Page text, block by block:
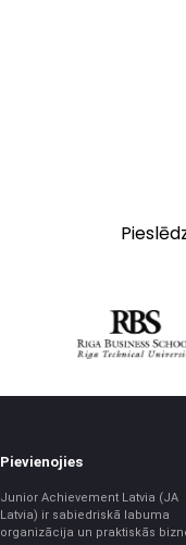
Pievienojies
Junior Achievement Latvia (JA
Latvia) ir sabiedriskā labuma
organizācija un praktiskās